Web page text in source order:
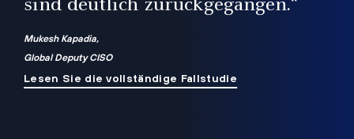
sind deutlich zurückgegangen.“
Mukesh Kapadia,
Global Deputy CISO
Lesen Sie die vollständige Fallstudie